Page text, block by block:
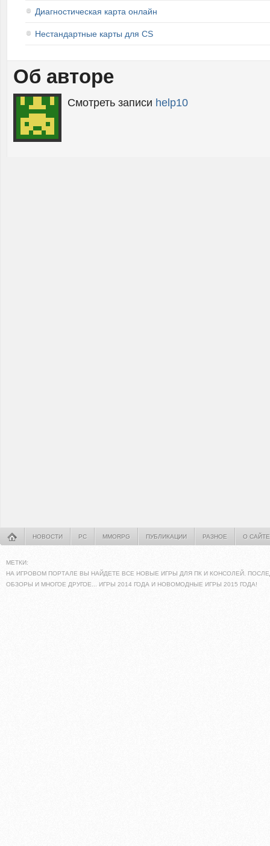
Диагностическая карта онлайн
Нестандартные карты для CS
Об авторе
Смотреть записи help10
НОВОСТИ PC MMORPG ПУБЛИКАЦИИ РАЗНОЕ О САЙТЕ
МЕТКИ:
НА ИГРОВОМ ПОРТАЛЕ ВЫ НАЙДЕТЕ ВСЕ НОВЫЕ ИГРЫ ДЛЯ ПК И КОНСОЛЕЙ.
ОБЗОРЫ И МНОГОЕ ДРУГОЕ... ИГРЫ 2014 ГОДА И НОВОМОДНЫЕ ИГРЫ 2015 ГОДА!